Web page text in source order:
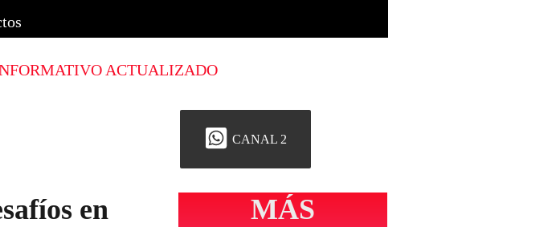
ACTUALIZADO
CANAL 2
en
MÁS